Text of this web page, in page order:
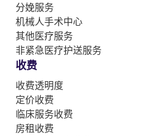
分娩服务
机械人手术中心
其他医疗服务
非紧急医疗护送服务
收费
收费透明度
定价收费
临床服务收费
房租收费